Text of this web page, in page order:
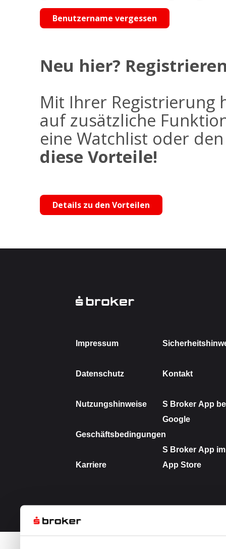
Benutzername vergessen
Neu hier?
Mit Ihrer Registrierung
auf zusätzliche
eine Watchlist oder
diese Vorteile!
Details zu den Vorteilen